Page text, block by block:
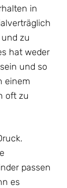
in
zu
hat weder
und so
einem
oft zu
passen
es